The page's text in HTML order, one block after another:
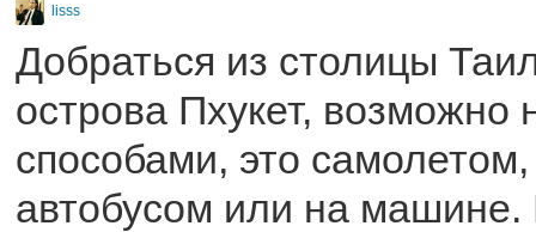
lisss
Добраться из столицы
острова Пхукет, возможно
способами, это
автобусом или на